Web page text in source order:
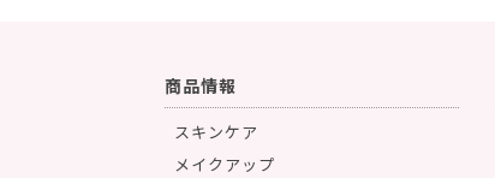
商品情報
スキンケア
メイクアップ